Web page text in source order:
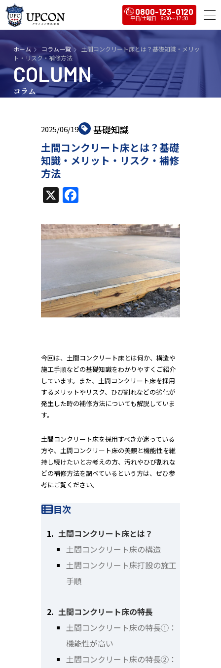
0800-123-0120
ホーム コラム一覧
土間コンクリート床とは？基礎知識・メリッ
ト・リスク・補修方法
COLUMN
コラム
2025/06/19 基礎知識
土間コンクリート床とは？基礎
知識・メリット・リスク・補修
方法
X
今回は、土間コンクリート床とは何か、構造や
施工手順などの基礎知識をわかりやすくご紹介
しています。また、土間コンクリート床を採用
するメリットやリスク、ひび割れなどの劣化が
発生した時の補修方法についても解説していま
す。
土間コンクリート床を採用すべきか迷っている
方や、土間コンクリート床の美観と機能性を維
持し続けたいとお考えの方、汚れやひび割れな
どの補修方法を調べているという方は、ぜひ参
考にご覧ください。
目次
土間コンクリート床とは？
土間コンクリート床の構造
土間コンクリート床打設の施工
手順
土間コンクリート床の特長
土間コンクリート床の特長①：
機能性が高い
土間コンクリート床の特長②：